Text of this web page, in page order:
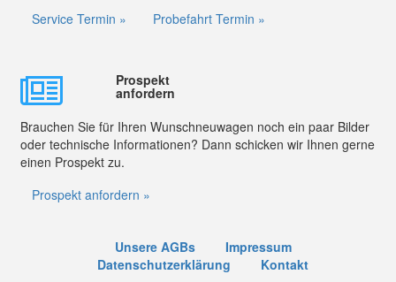
Service Termin »
Probefahrt Termin »
Prospekt
anfordern
Brauchen Sie für Ihren Wunschneuwagen noch ein paar Bilder
oder technische Informationen? Dann schicken wir Ihnen gerne
einen Prospekt zu.
Prospekt anfordern »
Unsere AGBs
Impressum
Datenschutzerklärung
Kontakt